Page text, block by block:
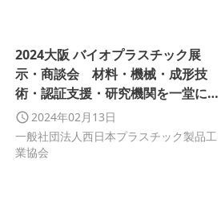
2024大阪 バイオプラスチック展
示・商談会 材料・機械・成形技
術・認証支援・研究機関を一堂に集
めた初の総合型展示
2024年02月13日
一般社団法人西日本プラスチック製品工
業協会